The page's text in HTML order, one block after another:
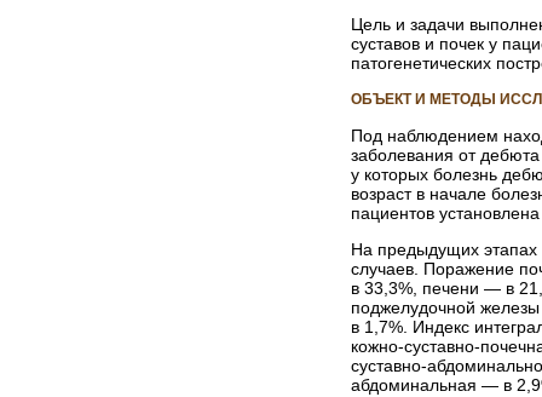
Цель и задачи
суставов и почек у
патогенетических
ОБЪЕКТ И МЕТОДЫ
Под наблюдением
заболевания от
у которых болезнь
возраст в начале
пациентов
На предыдущих
случаев. Поражение
в 33,3%, печени — в
поджелудочной
в 1,7%. Индекс
кожно-суставно-­
суставно-
абдоминальная — в